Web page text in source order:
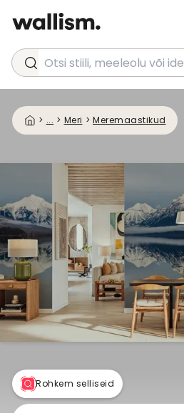
Otsi stiili, meeleolu või ideed...
> ... > Meri > Meremaastikud
Rohkem selliseid